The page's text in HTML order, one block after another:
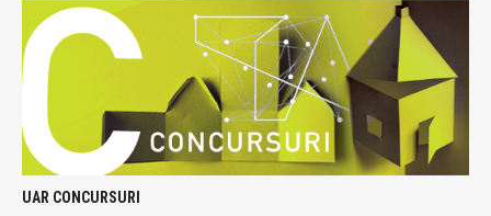
UAR CONCURSURI